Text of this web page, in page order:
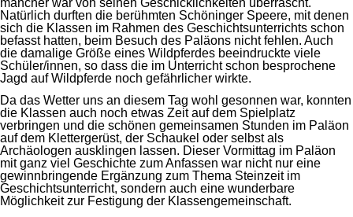
mancher war von seinen Geschicklichkeiten überrascht.
Natürlich durften die berühmten Schöninger Speere, mit denen
sich die Klassen im Rahmen des Geschichtsunterrichts schon
befasst hatten, beim Besuch des Paläons nicht fehlen. Auch
die damalige Größe eines Wildpferdes beeindruckte viele
Schüler/innen, so dass die im Unterricht schon besprochene
Jagd auf Wildpferde noch gefährlicher wirkte.
Da das Wetter uns an diesem Tag wohl gesonnen war, konnten
die Klassen auch noch etwas Zeit auf dem Spielplatz
verbringen und die schönen gemeinsamen Stunden im Paläon
auf dem Klettergerüst, der Schaukel oder selbst als
Archäologen ausklingen lassen. Dieser Vormittag im Paläon
mit ganz viel Geschichte zum Anfassen war nicht nur eine
gewinnbringende Ergänzung zum Thema Steinzeit im
Geschichtsunterricht, sondern auch eine wunderbare
Möglichkeit zur Festigung der Klassengemeinschaft.